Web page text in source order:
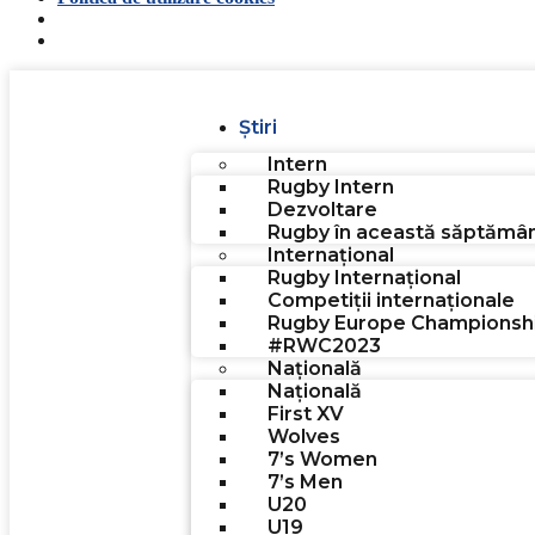
Știri
Intern
Rugby Intern
Dezvoltare
Rugby în această
Internațional
Rugby Internațional
Competiții internaționale
Rugby Europe
#RWC2023
Națională
Națională
First XV
Wolves
7’s Women
7’s Men
U20
U19